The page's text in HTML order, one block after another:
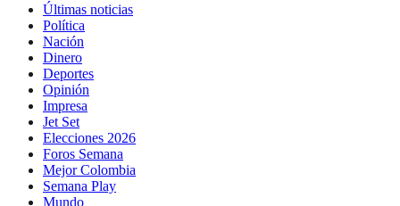
Últimas noticias
Política
Nación
Dinero
Deportes
Opinión
Impresa
Jet Set
Elecciones 2026
Foros Semana
Mejor Colombia
Semana Play
Mundo